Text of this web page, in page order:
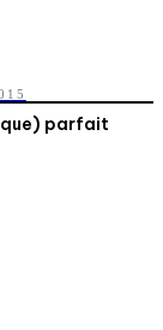
parfait